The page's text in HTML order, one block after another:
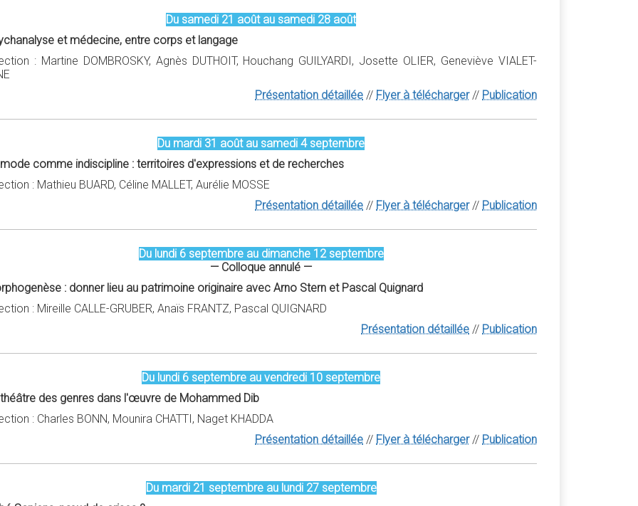
Du samedi 21 août au samedi 28 août
et médecine, entre corps et langage
: Martine DOMBROSKY, Agnès DUTHOIT, Houchang GUILYARDI, Josette OLIER, Geneviève VIALET-
Présentation détaillée // Flyer à télécharger// Publication
Du mardi 31 août au samedi 4 septembre
comme indiscipline : territoires d'expressions et de recherches
: Mathieu BUARD, Céline MALLET, Aurélie MOSSE
Présentation détaillée // Flyer à télécharger// Publication
Du lundi 6 septembre au dimanche 12 septembre
— Colloque annulé —
: donner lieu au patrimoine originaire avec Arno Stern et Pascal Quignard
: Mireille CALLE-GRUBER, Anaïs FRANTZ, Pascal QUIGNARD
Présentation détaillée // Publication
Du lundi 6 septembre au vendredi 10 septembre
des genres dans l'œuvre de Mohammed Dib
: Charles BONN, Mounira CHATTI, Naget KHADDA
Présentation détaillée // Flyer à télécharger// Publication
Du mardi 21 septembre au lundi 27 septembre